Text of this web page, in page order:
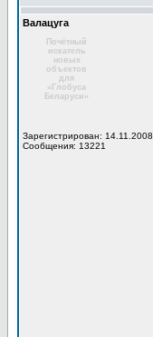
Валацуга
Почётный
искатель
новых
объектов
для
«Глобуса
Беларуси»
Зарегистрирован: 14.11.2008
Сообщения: 13221